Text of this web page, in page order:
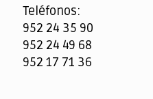
Teléfonos:
952 24 35 90
952 24 49 68
952 17 71 36